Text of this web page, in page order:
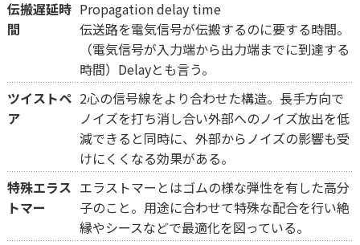
伝搬遅延時
間
Propagation delay time
伝送路を電気信号が伝搬するのに要する時間。
（電気信号が入力端から出力端までに到達する
時間）Delayとも言う。
ツイストペ
ア
2心の信号線をより合わせた構造。長手方向で
ノイズを打ち消し合い外部へのノイズ放出を低
減できると同時に、外部からノイズの影響も受
けにくくなる効果がある。
特殊エラス
トマー
エラストマーとはゴムの様な弾性を有した高分
子のこと。用途に合わせて特殊な配合を行い絶
縁やシースなどで最適化を図っている。